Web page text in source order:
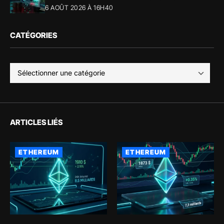
6 AOÛT 2026 À 16H40
CATÉGORIES
ARTICLES LIÉS
ETHEREUM ETHEREUM